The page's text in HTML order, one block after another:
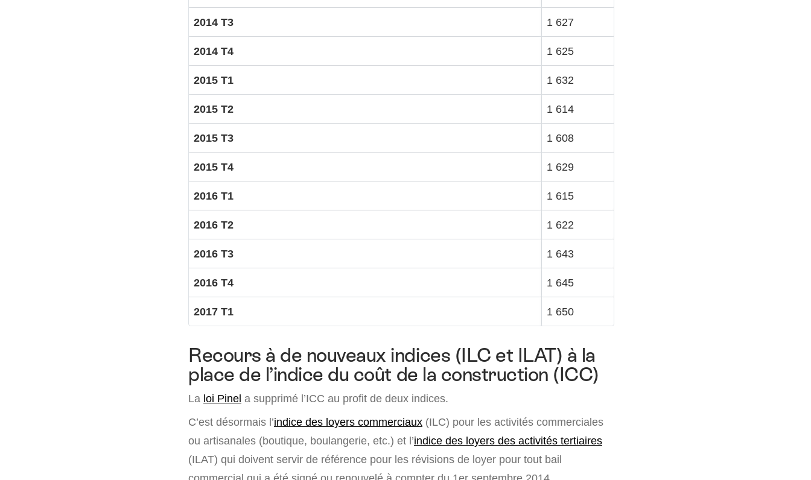
2014 T3 1 627
2014 T4 1 625
2015 T1 1 632
2015 T2 1 614
2015 T3 1 608
2015 T4 1 629
2016 T1 1 615
2016 T2 1 622
2016 T3 1 643
2016 T4 1 645
2017 T1 1 650
Recours à de nouveaux indices (ILC et ILAT) à la
place de l’indice du coût de la construction (ICC)
La loi Pinel a supprimé l’ICC au profit de deux indices.
C’est désormais l’indice des loyers commerciaux (ILC) pour les activités commerciales
ou artisanales (boutique, boulangerie, etc.) et l’indice des loyers des activités tertiaires
(ILAT) qui doivent servir de référence pour les révisions de loyer pour tout bail